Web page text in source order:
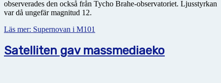
observerades den också från Tycho Brahe-observatoriet. Ljusstyrkan
var då ungefär magnitud 12.
Läs mer: Supernovan i M101
Satelliten gav massmediaeko